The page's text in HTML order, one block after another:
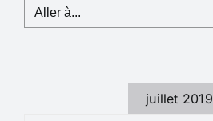
Aller à...
juillet 2019